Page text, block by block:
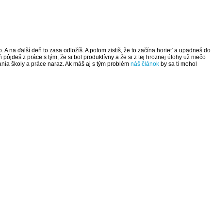
na ďalší deň to zasa odložíš. A potom zistiš, že to začína horieť a upadneš do
z práce s tým, že si bol produktívny a že si z tej hroznej úlohy už niečo
školy a práce naraz. Ak máš aj s tým problém náš článok by sa ti mohol